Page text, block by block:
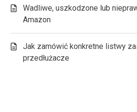
Wadliwe, uszkodzone lub
Amazon
Jak zamówić konkretne listwy
przedłużacze